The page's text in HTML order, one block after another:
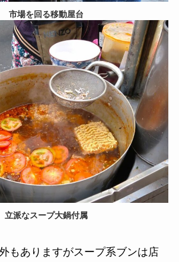
市場を回る移動屋台
立派なスープ大鍋付属
もありますがスープ系ブンは店